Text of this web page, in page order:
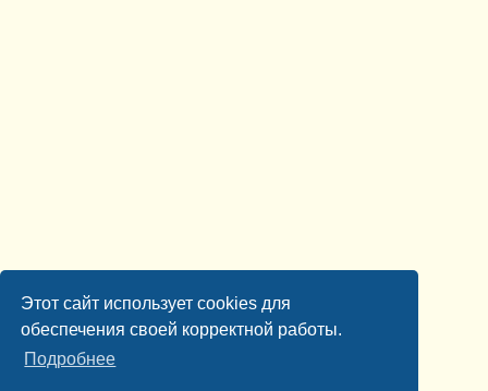
Этот сайт использует cookies для
обеспечения своей корректной работы.
Подробнее